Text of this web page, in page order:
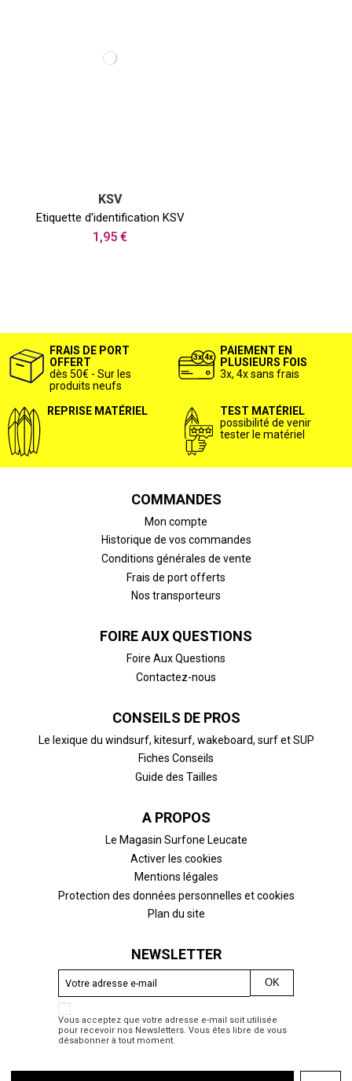
KSV
Etiquette d'identification KSV
1,95 €
FRAIS DE PORT
OFFERT
dès 50€ - Sur les
produits neufs
PAIEMENT EN
PLUSIEURS FOIS
3x, 4x sans frais
REPRISE MATÉRIEL
TEST MATÉRIEL
possibilité de venir
tester le matériel
COMMANDES
Mon compte
Historique de vos commandes
Conditions générales de vente
Frais de port offerts
Nos transporteurs
FOIRE AUX QUESTIONS
Foire Aux Questions
Contactez-nous
CONSEILS DE PROS
Le lexique du windsurf, kitesurf, wakeboard, surf et SUP
Fiches Conseils
Guide des Tailles
A PROPOS
Le Magasin Surfone Leucate
Activer les cookies
Mentions légales
Protection des données personnelles et cookies
Plan du site
NEWSLETTER
Vous acceptez que votre adresse e-mail soit utilisée
pour recevoir nos Newsletters. Vous êtes libre de vous
désabonner à tout moment.